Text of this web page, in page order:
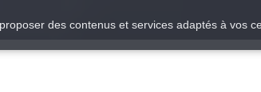
des contenus et services adaptés à vos